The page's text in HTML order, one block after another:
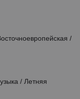
/
/ Летняя